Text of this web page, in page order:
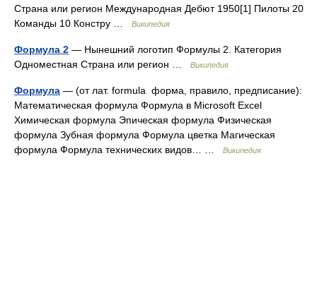
Страна или регион Международная Дебют 1950[1] Пилоты 20
Команды 10 Констру …
Википедия
Формула 2 — Нынешний логотип Формулы 2. Категория
Одноместная Страна или регион …
Википедия
Формула — (от лат. formula форма, правило, предписание):
Математическая формула Формула в Microsoft Excel
Химическая формула Эпическая формула Физическая
формула Зубная формула Формула цветка Магическая
формула Формула технических видов… …
Википедия